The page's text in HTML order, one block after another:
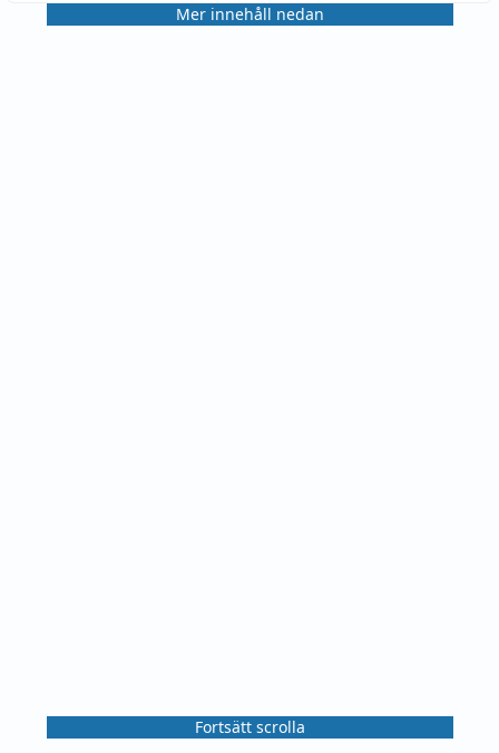
Mer innehåll nedan
Fortsätt scrolla